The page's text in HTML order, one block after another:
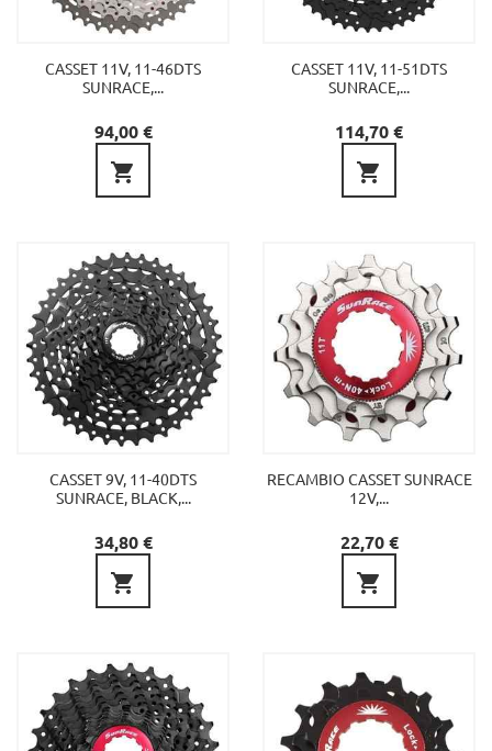
CASSET 11V, 11-46DTS
SUNRACE,...
Precio
94,00 €

CASSET 11V, 11-51DTS
SUNRACE,...
Precio
114,70 €

CASSET 9V, 11-40DTS
SUNRACE, BLACK,...
Precio
34,80 €

RECAMBIO CASSET SUNRACE
12V,...
Precio
22,70 €
